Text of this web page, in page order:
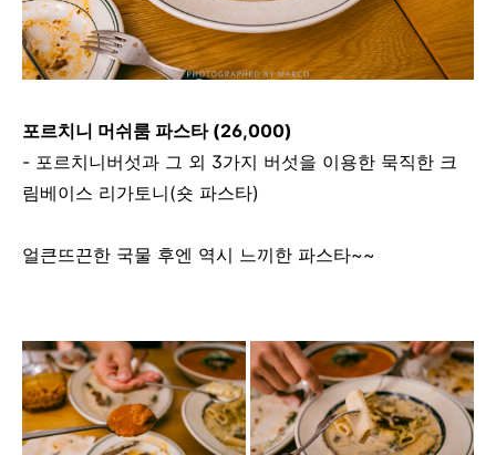
포르치니 머쉬룸 파스타 (26,000)
- 포르치니버섯과 그 외 3가지 버섯을 이용한 묵직한 크
림베이스 리가토니(숏 파스타)
얼큰뜨끈한 국물 후엔 역시 느끼한 파스타~~